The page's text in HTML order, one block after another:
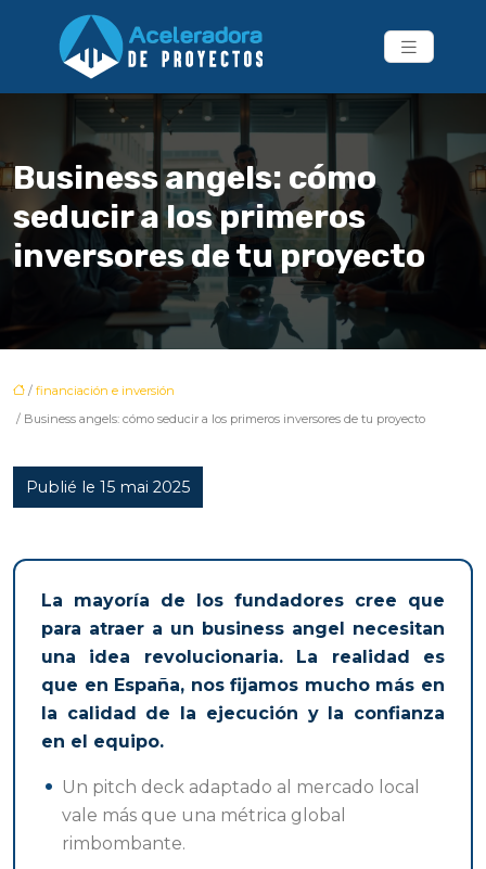
Business angels: cómo
seducir a los primeros
inversores de tu proyecto
/ financiación e inversión
/ Business angels: cómo seducir a los primeros inversores de tu proyecto
Publié le 15 mai 2025
La mayoría de los fundadores cree que
para atraer a un business angel necesitan
una idea revolucionaria. La realidad es
que en España, nos fijamos mucho más en
la calidad de la ejecución y la confianza
en el equipo.
Un pitch deck adaptado al mercado local
vale más que una métrica global
rimbombante.